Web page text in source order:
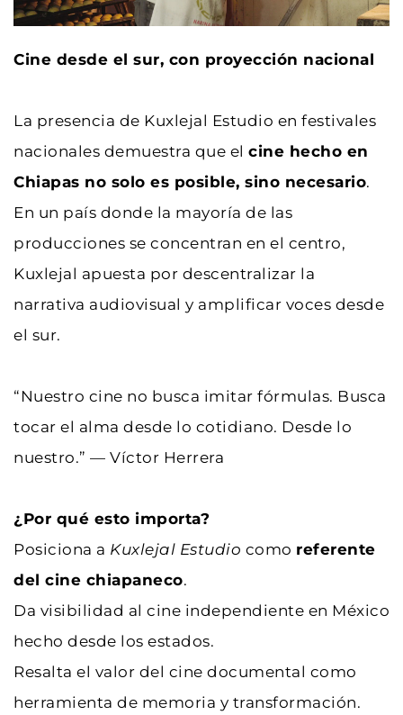
Cine desde el sur, con proyección nacional
La presencia de Kuxlejal Estudio en festivales
nacionales demuestra que el cine hecho en
Chiapas no solo es posible, sino necesario.
En un país donde la mayoría de las
producciones se concentran en el centro,
Kuxlejal apuesta por descentralizar la
narrativa audiovisual y amplificar voces desde
el sur.
“Nuestro cine no busca imitar fórmulas. Busca
tocar el alma desde lo cotidiano. Desde lo
nuestro.” — Víctor Herrera
¿Por qué esto importa?
Posiciona a Kuxlejal Estudio como referente
del cine chiapaneco.
Da visibilidad al cine independiente en México
hecho desde los estados.
Resalta el valor del cine documental como
herramienta de memoria y transformación.